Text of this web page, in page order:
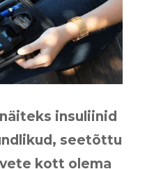
insuliinid
seetõttu
kott olema